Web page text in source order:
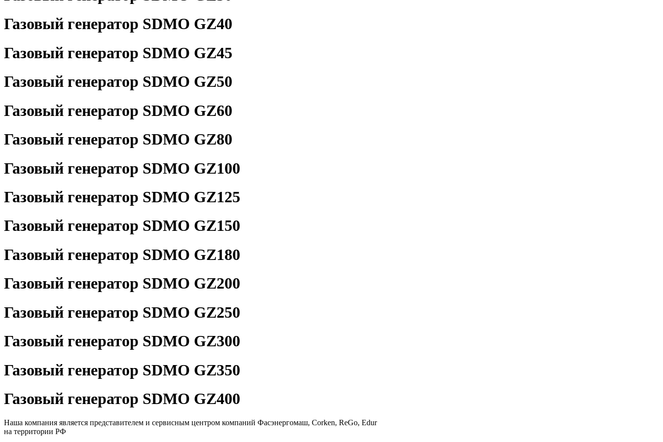
Газовый генератор SDMO GZ40
Газовый генератор SDMO GZ45
Газовый генератор SDMO GZ50
Газовый генератор SDMO GZ60
Газовый генератор SDMO GZ80
Газовый генератор SDMO GZ100
Газовый генератор SDMO GZ125
Газовый генератор SDMO GZ150
Газовый генератор SDMO GZ180
Газовый генератор SDMO GZ200
Газовый генератор SDMO GZ250
Газовый генератор SDMO GZ300
Газовый генератор SDMO GZ350
Газовый генератор SDMO GZ400
Наша компания является представителем и сервисным центром компаний Фасэнергомаш, Corken, ReGo, Edur
на территории РФ